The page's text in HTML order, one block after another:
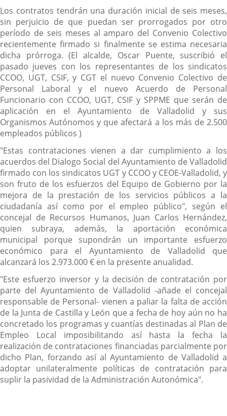
Los contratos tendrán una duración inicial de seis meses,
sin perjuicio de que puedan ser prorrogados por otro
período de seis meses al amparo del Convenio Colectivo
recientemente firmado si finalmente se estima necesaria
dicha prórroga. (El alcalde, Oscar Puente, suscribió el
pasado jueves con los representantes de los sindicatos
CCOO, UGT, CSIF, y CGT el nuevo Convenio Colectivo de
Personal Laboral y el nuevo Acuerdo de Personal
Funcionario con CCOO, UGT, CSIF y SPPME que serán de
aplicación en el Ayuntamiento de Valladolid y sus
Organismos Autónomos y que afectará a los más de 2.500
empleados públicos )
"Estas contrataciones vienen a dar cumplimiento a los
acuerdos del Dialogo Social del Ayuntamiento de Valladolid
firmado con los sindicatos UGT y CCOO y CEOE-Valladolid, y
son fruto de los esfuerzos del Equipo de Gobierno por la
mejora de la prestación de los servicios públicos a la
ciudadanía así como por el empleo público", según el
concejal de Recursos Humanos, Juan Carlos Hernández,
quien subraya, además, la aportación económica
municipal porque supondrán un importante esfuerzo
económico para el Ayuntamiento de Valladolid que
alcanzará los 2.973.000 € en la presente anualidad.
"Este esfuerzo inversor y la decisión de contratación por
parte del Ayuntamiento de Valladolid -añade el concejal
responsable de Personal- vienen a paliar la falta de acción
de la Junta de Castilla y León que a fecha de hoy aún no ha
concretado los programas y cuantías destinadas al Plan de
Empleo Local imposibilitando así hasta la fecha la
realización de contrataciones financiadas parcialmente por
dicho Plan, forzando así al Ayuntamiento de Valladolid a
adoptar unilateralmente políticas de contratación para
suplir la pasividad de la Administración Autonómica".